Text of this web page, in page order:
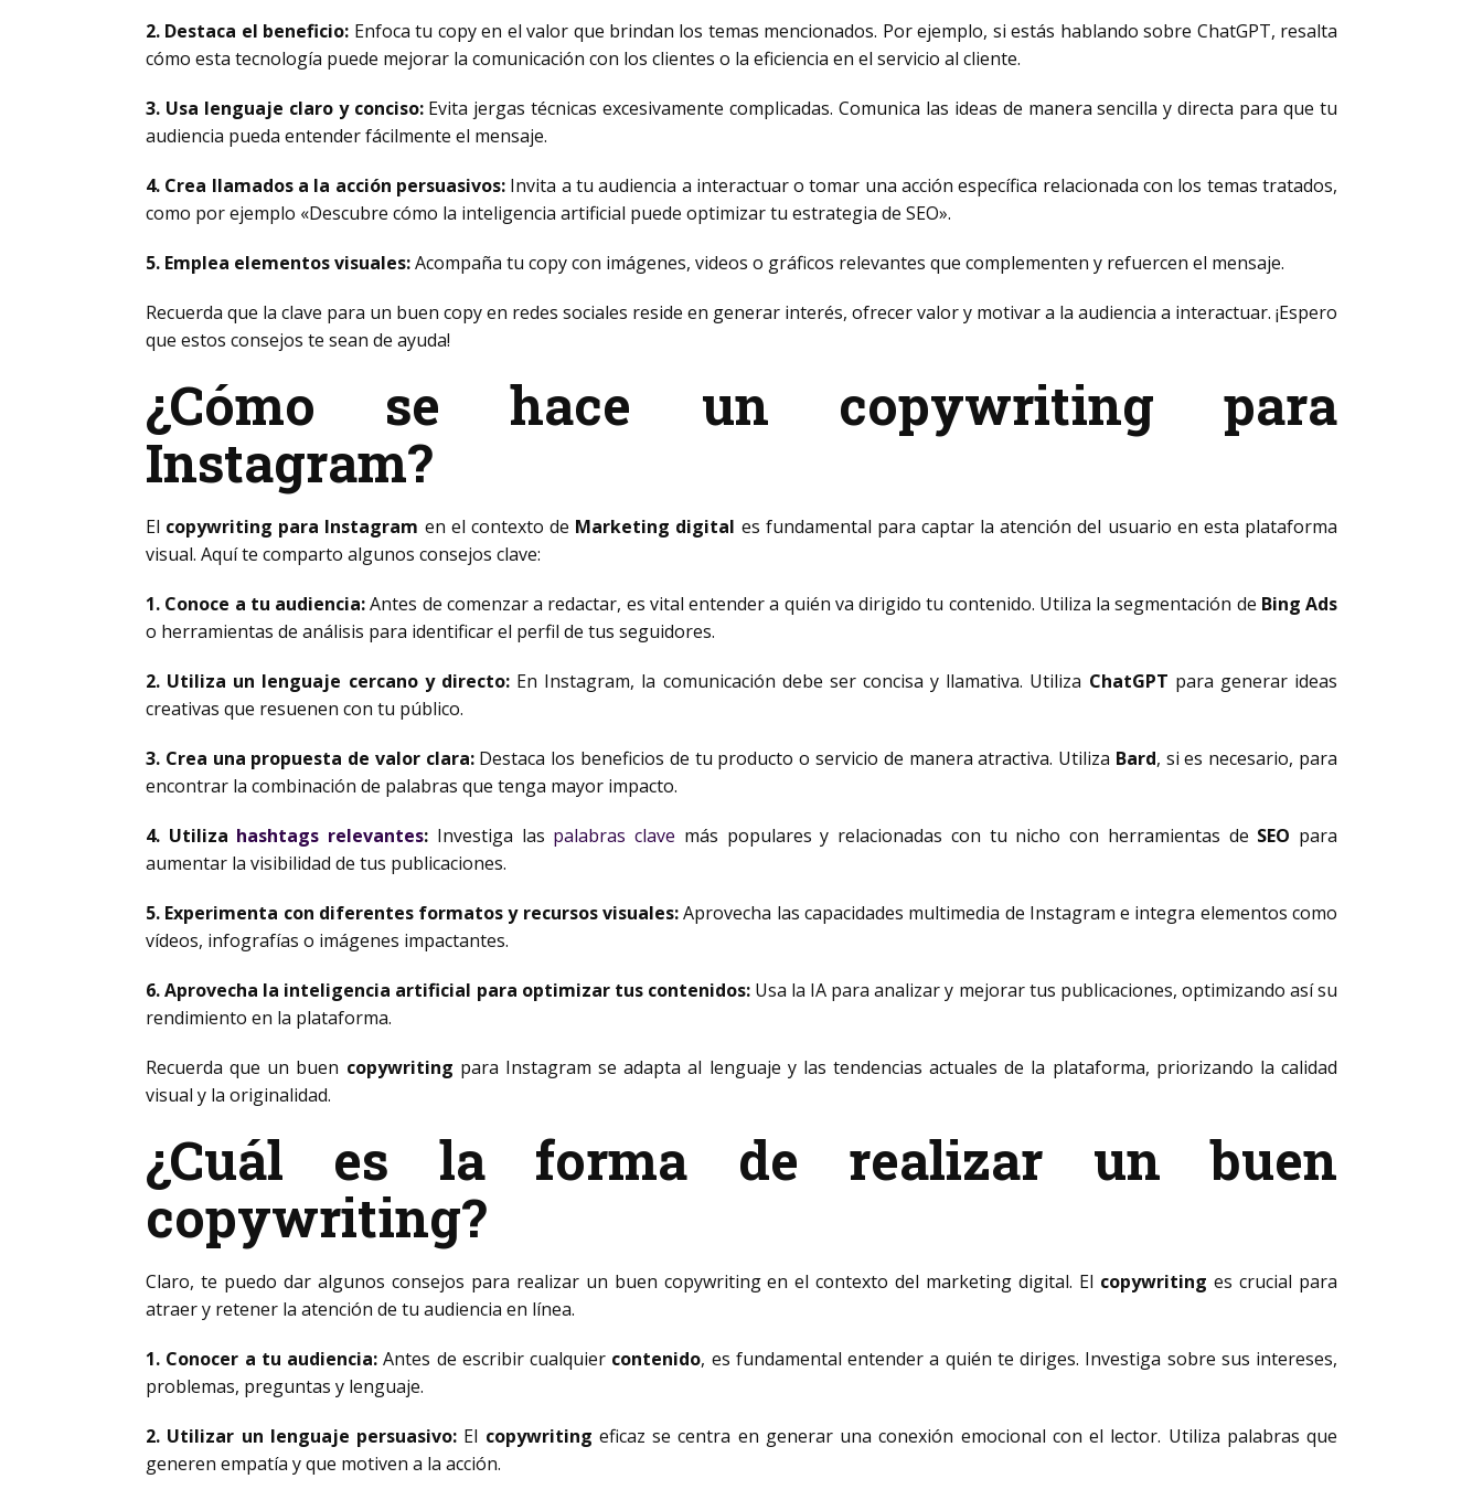
2. Destaca el beneficio: Enfoca tu copy en el valor que brindan los temas mencionados. Por ejemplo, si estás hablando sobre ChatGPT, resalta
cómo esta tecnología puede mejorar la comunicación con los clientes o la eficiencia en el servicio al cliente.
3. Usa lenguaje claro y conciso:Evita jergas técnicas excesivamente complicadas. Comunica las ideas de manera sencilla y directa para que tu
audiencia pueda entender fácilmente el mensaje.
4. Crea llamados a la acción persuasivos:Invita a tu audiencia a interactuar o tomar una acción específica relacionada con los temas tratados,
como por ejemplo «Descubre cómo la inteligencia artificial puede optimizar tu estrategia de SEO».
5. Emplea elementos visuales:Acompaña tu copy con imágenes, videos o gráficos relevantes que complementen y refuercen el mensaje.
Recuerda que la clave para un buen copy en redes sociales reside en generar interés, ofrecer valor y motivar a la audiencia a interactuar. ¡Espero
que estos consejos te sean de ayuda!
¿Cómo se hace un copywriting para
Instagram?
El copywriting para Instagram en el contexto de Marketing digital es fundamental para captar la atención del usuario en esta plataforma
visual. Aquí te comparto algunos consejos clave:
1. Conoce a tu audiencia:Antes de comenzar a redactar, es vital entender a quién va dirigido tu contenido. Utiliza la segmentación de Bing Ads
o herramientas de análisis para identificar el perfil de tus seguidores.
2. Utiliza un lenguaje cercano y directo:En Instagram, la comunicación debe ser concisa y llamativa. Utiliza ChatGPT para generar ideas
creativas que resuenen con tu público.
3. Crea una propuesta de valor clara:Destaca los beneficios de tu producto o servicio de manera atractiva. Utiliza Bard, si es necesario, para
encontrar la combinación de palabras que tenga mayor impacto.
4. Utiliza hashtags relevantes: Investiga las palabras clave más populares y relacionadas con tu nicho con herramientas de SEO para
aumentar la visibilidad de tus publicaciones.
5. Experimenta con diferentes formatos y recursos visuales:Aprovecha las capacidades multimedia de Instagram e integra elementos como
vídeos, infografías o imágenes impactantes.
6. Aprovecha la inteligencia artificial para optimizar tus contenidos:Usa la IA para analizar y mejorar tus publicaciones, optimizando así su
rendimiento en la plataforma.
Recuerda que un buen copywriting para Instagram se adapta al lenguaje y las tendencias actuales de la plataforma, priorizando la calidad
visual y la originalidad.
¿Cuál es la forma de realizar un buen
copywriting?
Claro, te puedo dar algunos consejos para realizar un buen copywriting en el contexto del marketing digital. El copywriting es crucial para
atraer y retener la atención de tu audiencia en línea.
1. Conocer a tu audiencia: Antes de escribir cualquier contenido, es fundamental entender a quién te diriges. Investiga sobre sus intereses,
problemas, preguntas y lenguaje.
2. Utilizar un lenguaje persuasivo: El copywriting eficaz se centra en generar una conexión emocional con el lector. Utiliza palabras que
generen empatía y que motiven a la acción.